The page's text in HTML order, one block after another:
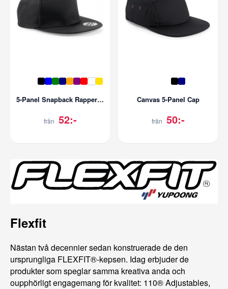
5-Panel Snapback Rapper Cap
från 52:-
Canvas 5-Panel Cap
från 50:-
Flexfit
Nästan två decennier sedan konstruerade de den
ursprungliga FLEXFIT®-kepsen. Idag erbjuder de
produkter som speglar samma kreativa anda och
oupphörligt engagemang för kvalitet: 110® Adjustables,